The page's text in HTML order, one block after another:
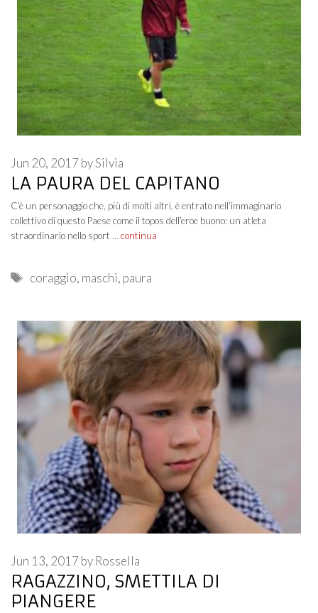
LA PAURA DEL CAPITANO
Jun 20, 2017 bySilvia
C’è un personaggio che, più di molti altri, è entrato nell’immaginario
collettivo di questo Paese come il topos dell’eroe buono: un atleta
straordinario nello sport … continua
Tags
coraggio, maschi, paura
RAGAZZINO, SMETTILA DI
PIANGERE
Jun 13, 2017 by Rossella